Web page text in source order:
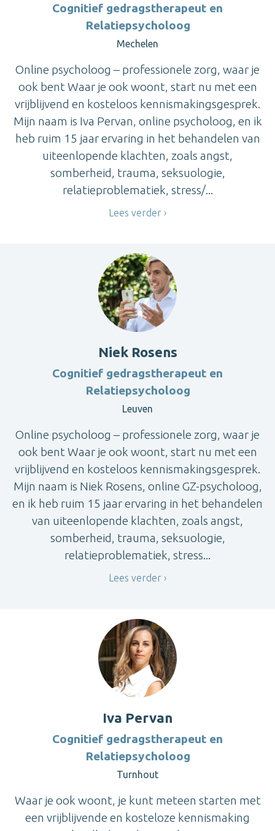
Cognitief gedragstherapeut en
Relatiepsycholoog
Mechelen
Online psycholoog – professionele zorg, waar je
ook bent Waar je ook woont, start nu met een
vrijblijvend en kosteloos kennismakingsgesprek.
Mijn naam is Iva Pervan, online psycholoog, en ik
heb ruim 15 jaar ervaring in het behandelen van
uiteenlopende klachten, zoals angst,
somberheid, trauma, seksuologie,
relatieproblematiek, stress/...
Lees verder
Niek Rosens
Cognitief gedragstherapeut en
Relatiepsycholoog
Leuven
Online psycholoog – professionele zorg, waar je
ook bent Waar je ook woont, start nu met een
vrijblijvend en kosteloos kennismakingsgesprek.
Mijn naam is Niek Rosens, online GZ-psycholoog,
en ik heb ruim 15 jaar ervaring in het behandelen
van uiteenlopende klachten, zoals angst,
somberheid, trauma, seksuologie,
relatieproblematiek, stress...
Lees verder
Iva Pervan
Cognitief gedragstherapeut en
Relatiepsycholoog
Turnhout
Waar je ook woont, je kunt meteen starten met
een vrijblijvende en kosteloze kennismaking